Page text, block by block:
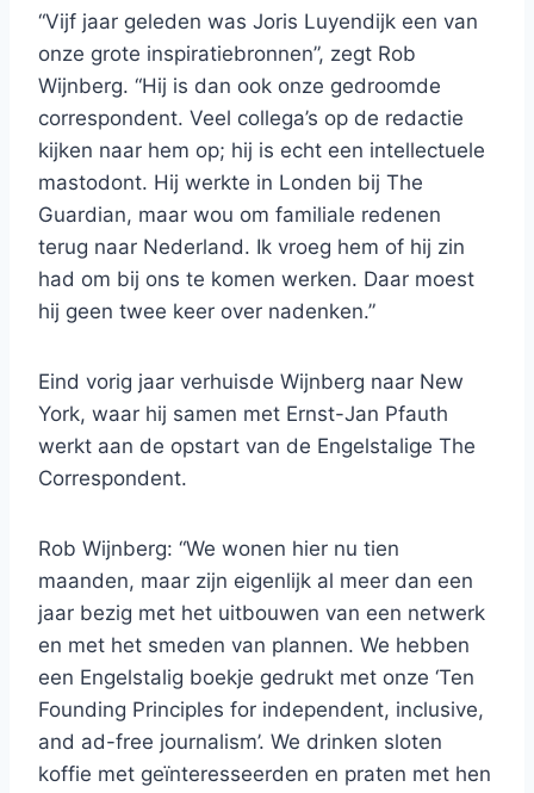
“Vijf jaar geleden was Joris Luyendijk een van
onze grote inspiratiebronnen”, zegt Rob
Wijnberg. “Hij is dan ook onze gedroomde
correspondent. Veel collega’s op de redactie
kijken naar hem op; hij is echt een intellectuele
mastodont. Hij werkte in Londen bij The
Guardian, maar wou om familiale redenen
terug naar Nederland. Ik vroeg hem of hij zin
had om bij ons te komen werken. Daar moest
hij geen twee keer over nadenken.”
Eind vorig jaar verhuisde Wijnberg naar New
York, waar hij samen met Ernst-Jan Pfauth
werkt aan de opstart van de Engelstalige The
Correspondent.
Rob Wijnberg: “We wonen hier nu tien
maanden, maar zijn eigenlijk al meer dan een
jaar bezig met het uitbouwen van een netwerk
en met het smeden van plannen. We hebben
een Engelstalig boekje gedrukt met onze ‘Ten
Founding Principles for independent, inclusive,
and ad-free journalism’. We drinken sloten
koffie met geïnteresseerden en praten met hen